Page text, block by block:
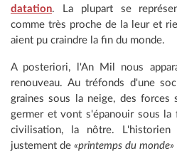
datation. La plupart se
comme très proche de la leur et
aient pu craindre la fin du monde.
A posteriori, l'An Mil nous
renouveau. Au tréfonds d'une
graines sous la neige, des
germer et vont s'épanouir sous
civilisation, la nôtre.
justement de «printemps du monde»